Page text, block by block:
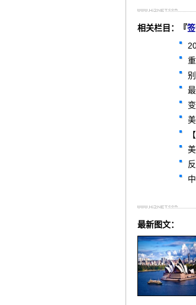
相关栏目：『
最新图文：